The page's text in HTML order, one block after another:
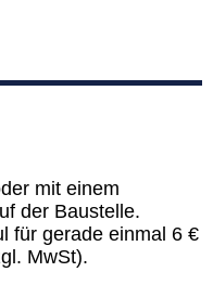
mit einem
der Baustelle.
für gerade einmal 6 €
MwSt).